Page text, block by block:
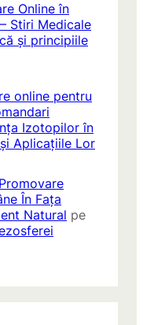
Online în
Stiri Medicale
și principiile
online pentru
Izotopilor în
Aplicațiile Lor
În Fața
Natural pe